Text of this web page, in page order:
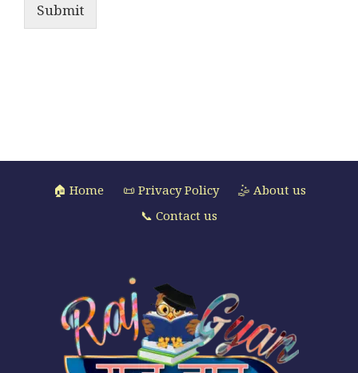
Submit
🏠 Home 📜 Privacy Policy
🤹 About us
📞 Contact us